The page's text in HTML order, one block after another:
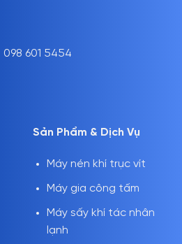
601 5454
Sản Phẩm & Dịch Vụ
Máy nén khí trục vít
Máy gia công tấm
Máy sấy khí tác nhân
lạnh